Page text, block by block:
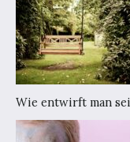
Wie entwirft man